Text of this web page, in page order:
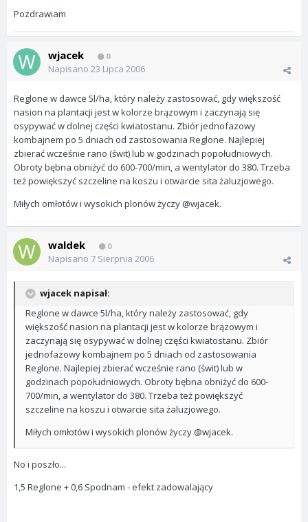
Pozdrawiam
wjacek 0
Napisano 23 Lipca 2006
Reglone w dawce 5l/ha, który należy zastosować, gdy większość
nasion na plantacji jest w kolorze brązowym i zaczynają się
osypywać w dolnej części kwiatostanu. Zbiór jednofazowy
kombajnem po 5 dniach od zastosowania Reglone. Najlepiej
zbierać wcześnie rano (świt) lub w godzinach popołudniowych.
Obroty bębna obniżyć do 600-700/min, a wentylator do 380. Trzeba
też powiększyć szczeline na koszu i otwarcie sita żaluzjowego.
Miłych omłotów i wysokich plonów życzy @wjacek.
waldek 0
Napisano 7 Sierpnia 2006
wjacek napisał:
Reglone w dawce 5l/ha, który należy zastosować, gdy
większość nasion na plantacji jest w kolorze brązowym i
zaczynają się osypywać w dolnej części kwiatostanu. Zbiór
jednofazowy kombajnem po 5 dniach od zastosowania
Reglone. Najlepiej zbierać wcześnie rano (świt) lub w
godzinach popołudniowych. Obroty bębna obniżyć do 600-
700/min, a wentylator do 380. Trzeba też powiększyć
szczeline na koszu i otwarcie sita żaluzjowego.
Miłych omłotów i wysokich plonów życzy @wjacek.
No i poszło...
1,5 Reglone + 0,6 Spodnam - efekt zadowalający